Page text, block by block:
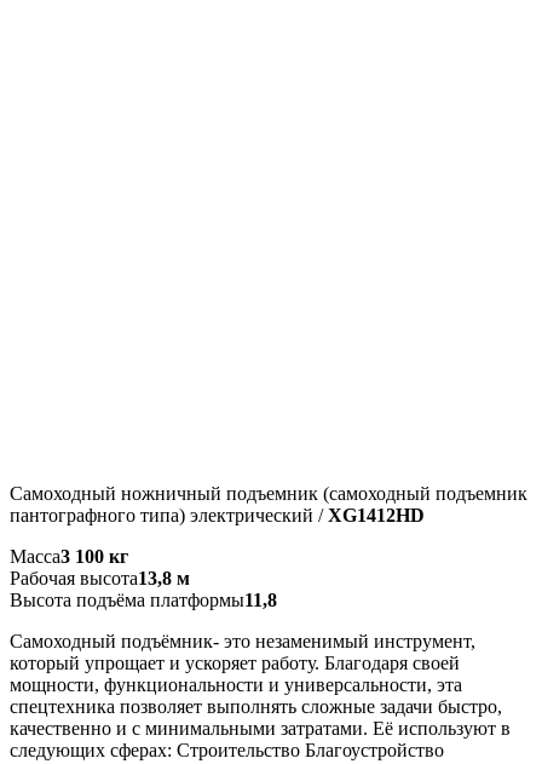
Самоходный ножничный подъемник (самоходный подъемник
пантографного типа) электрический /XG1412HD
Масса3 100 кг
Рабочая высота13,8 м
Высота подъёма платформы11,8
Самоходный подъёмник- это незаменимый инструмент,
который упрощает и ускоряет работу. Благодаря своей
мощности, функциональности и универсальности, эта
спецтехника позволяет выполнять сложные задачи быстро,
качественно и с минимальными затратами. Её используют в
следующих сферах: Строительство Благоустройство